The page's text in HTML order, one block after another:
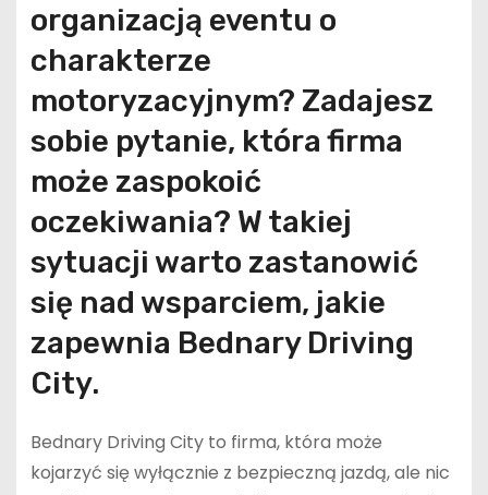
organizacją eventu o
charakterze
motoryzacyjnym? Zadajesz
sobie pytanie, która firma
może zaspokoić
oczekiwania? W takiej
sytuacji warto zastanowić
się nad wsparciem, jakie
zapewnia Bednary Driving
City.
Bednary Driving City to firma, która może
kojarzyć się wyłącznie z bezpieczną jazdą, ale nic